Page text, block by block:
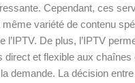
Cependant, ces
même variété de contenu
l’IPTV. De plus, l’IPTV
direct et flexible aux chaînes
demande. La décision entre